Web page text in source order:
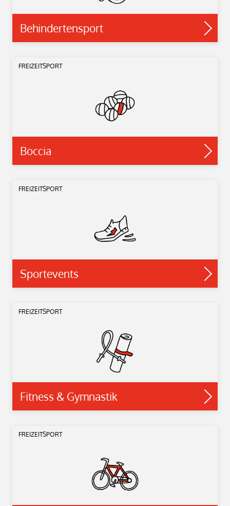
Behindertensport
FREIZEITSPORT
Boccia
FREIZEITSPORT
Sportevents
FREIZEITSPORT
Fitness & Gymnastik
FREIZEITSPORT